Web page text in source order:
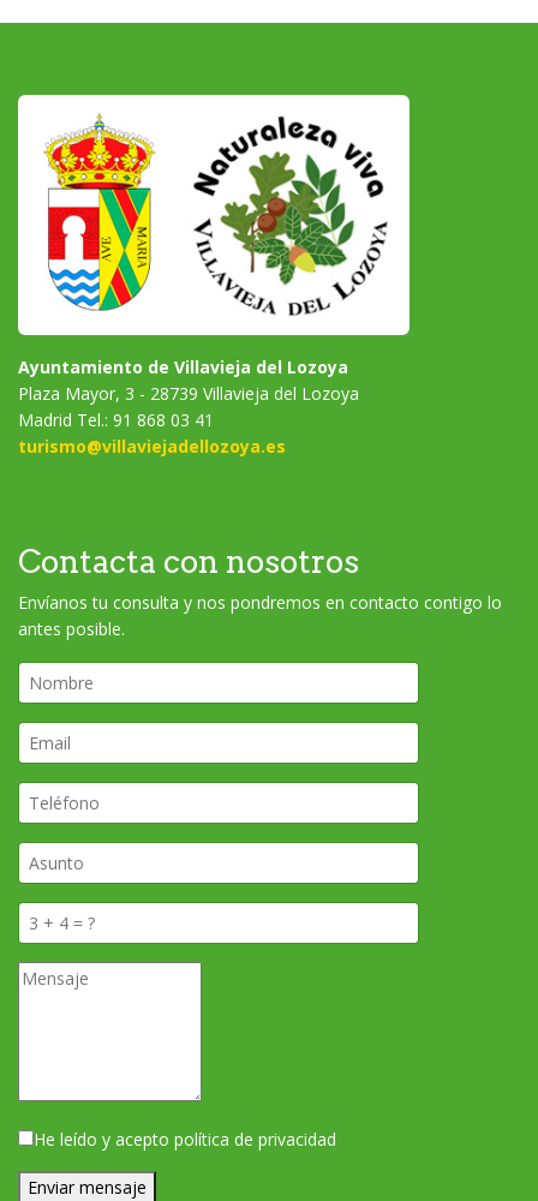
Ayuntamiento de Villavieja del Lozoya
Plaza Mayor, 3 - 28739 Villavieja del Lozoya
Madrid Tel.: 91 868 03 41
turismo@villaviejadellozoya.es
Contacta con nosotros
Envíanos tu consulta y nos pondremos en contacto contigo lo
antes posible.
He leído y acepto política de privacidad
Enviar mensaje